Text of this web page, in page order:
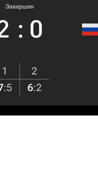
Завершен
: 0
1
2
:5 6:2